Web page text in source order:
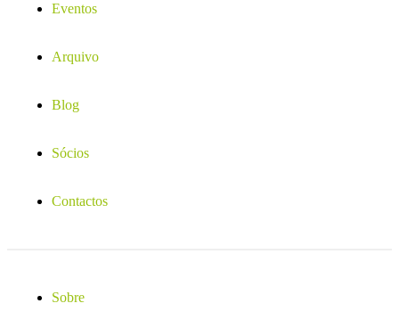
Eventos
Arquivo
Blog
Sócios
Contactos
Sobre